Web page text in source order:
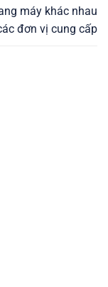
máy khác nhau
đơn vị cung cấp